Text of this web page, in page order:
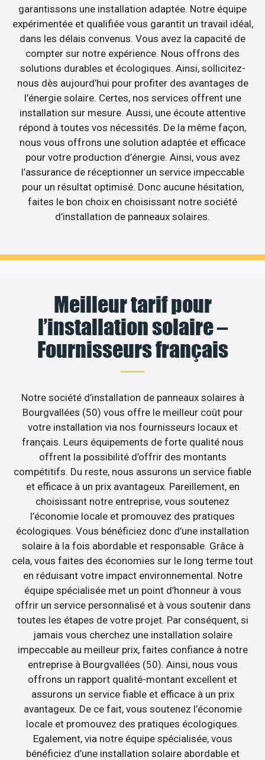
garantissons une installation adaptée. Notre équipe
expérimentée et qualifiée vous garantit un travail idéal,
dans les délais convenus. Vous avez la capacité de
compter sur notre expérience. Nous offrons des
solutions durables et écologiques. Ainsi, sollicitez-
nous dès aujourd’hui pour profiter des avantages de
l’énergie solaire. Certes, nos services offrent une
installation sur mesure. Aussi, une écoute attentive
répond à toutes vos nécessités. De la même façon,
nous vous offrons une solution adaptée et efficace
pour votre production d’énergie. Ainsi, vous avez
l’assurance de réceptionner un service impeccable
pour un résultat optimisé. Donc aucune hésitation,
faites le bon choix en choisissant notre société
d’installation de panneaux solaires.
Meilleur tarif pour
l’installation solaire –
Fournisseurs français
Notre société d’installation de panneaux solaires à
Bourgvallées (50) vous offre le meilleur coût pour
votre installation via nos fournisseurs locaux et
français. Leurs équipements de forte qualité nous
offrent la possibilité d’offrir des montants
compétitifs. Du reste, nous assurons un service fiable
et efficace à un prix avantageux. Pareillement, en
choisissant notre entreprise, vous soutenez
l’économie locale et promouvez des pratiques
écologiques. Vous bénéficiez donc d’une installation
solaire à la fois abordable et responsable. Grâce à
cela, vous faites des économies sur le long terme tout
en réduisant votre impact environnemental. Notre
équipe spécialisée met un point d’honneur à vous
offrir un service personnalisé et à vous soutenir dans
toutes les étapes de votre projet. Par conséquent, si
jamais vous cherchez une installation solaire
impeccable au meilleur prix, faites confiance à notre
entreprise à Bourgvallées (50). Ainsi, nous vous
offrons un rapport qualité-montant excellent et
assurons un service fiable et efficace à un prix
avantageux. De ce fait, vous soutenez l’économie
locale et promouvez des pratiques écologiques.
Egalement, via notre équipe spécialisée, vous
bénéficiez d’une installation solaire abordable et